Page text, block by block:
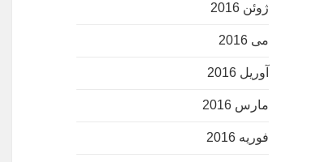
ژوئن 2016
می 2016
آوریل 2016
مارس 2016
فوریه 2016